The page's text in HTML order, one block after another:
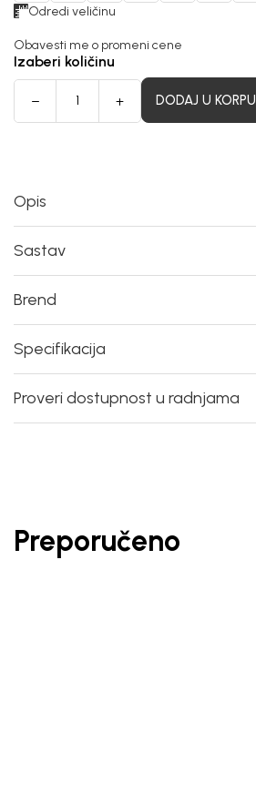
Odredi veličinu
Obavesti me o promeni cene
Izaberi količinu
DODAJ U KORPU
Opis
Sastav
Brend
Specifikacija
Proveri dostupnost u radnjama
Preporučeno